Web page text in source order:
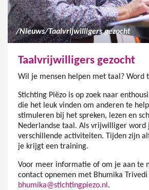
/Nieuws/Taalvrijwilligers gezocht
Taalvrijwilligers gezocht
Wil je mensen helpen met taal?
Stichting Piëzo is op zoek naar
die het leuk vinden om anderen te
stimuleren bij het spreken, lezen en
Nederlandse taal. Als vrijwilliger word
verschillende activiteiten. Tijden zijn
je krijgt een training.
Voor meer informatie of om je aan te
contact opnemen met Bhumika Trivedi
bhumika@stichtingpiezo.nl .